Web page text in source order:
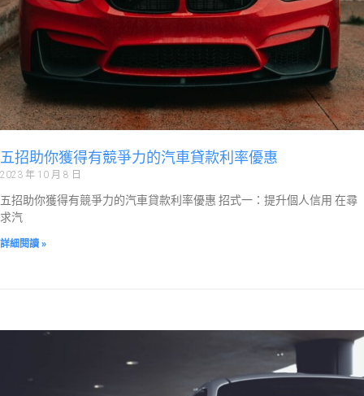
五招助你獲得有競爭力的汽車貸款利率優惠
2023 年 10 月 8 日
五招助你獲得有競爭力的汽車貸款利率優惠 招式一：提升個人信用 在尋
求汽
詳細閱讀 »